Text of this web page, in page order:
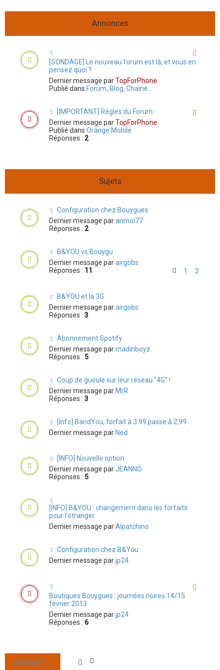
Annonces
[SONDAGE] Le nouveau forum est là, et vous en
pensez quoi ?
Dernier message parTopForPhone
Publié dans Forum, Blog, Chaîne...
[IMPORTANT] Régles du Forum
Dernier message parTopForPhone
Publié dans Orange Mobile
Réponses : 2
Sujets
Configuration chez Bouygues
Dernier message paranmol77
Réponses : 2
B&YOU vs Bouygu
Dernier message parairgobs
Réponses : 11 1 2
B&YOU et la 3G
Dernier message parairgobs
Réponses : 3
Abonnement Spotify
Dernier message parmadinboyz
Réponses : 5
Coup de gueule sur leur réseau "4G" !
Dernier message parMrR
Réponses : 3
[Info] BandYou, forfait à 3.99 passe à 2.99
Dernier message parNed
[INFO] Nouvelle option
Dernier message parJEANNO
Réponses : 5
[INFO] B&YOU : changement dans les forfaits
pour l'étranger
Dernier message parAlpatchino
Configuration chez B&You
Dernier message parjp24
Boutiques Bouygues : journées noires 14/15
février 2013
Dernier message parjp24
Réponses : 6
Verrouillé